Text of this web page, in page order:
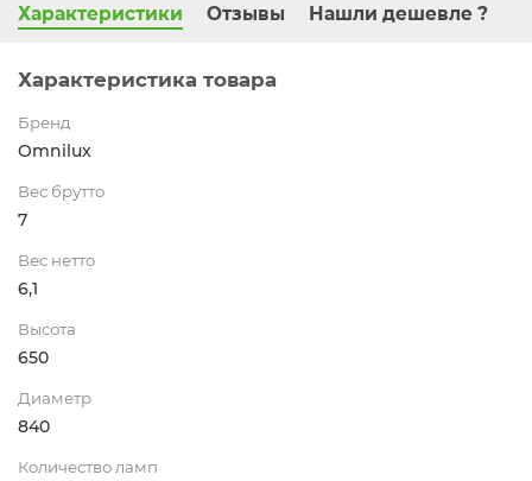
Характеристики Отзывы Нашли дешевле ?
Характеристика товара
Бренд
Omnilux
Вес брутто
7
Вес нетто
6,1
Высота
650
Диаметр
840
Количество ламп